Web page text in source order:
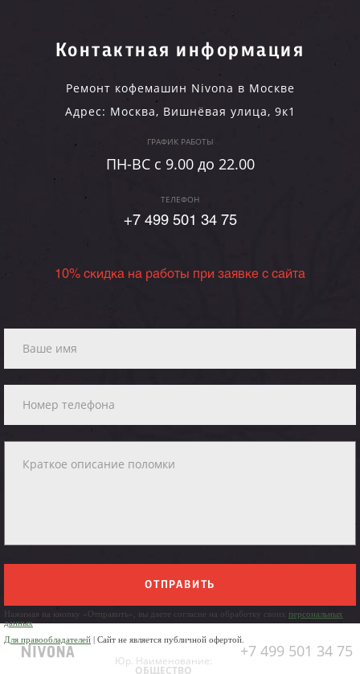
Контактная информация
Ремонт кофемашин Nivona в Москве
Адрес: Москва, Вишнёвая улица, 9к1
ГРАФИК РАБОТЫ
ПН-ВC c 9.00 до 22.00
ТЕЛЕФОН
+7 499 501 34 75
10% скидка на работы при заявке с сайта
ОТПРАВИТЬ
Нажимая на кнопку «Отправить», вы даете согласие на обработку своих персональных
данных
Для правообладателей | Сайт не является публичной офертой.
+7 499 501 34 75
Юр. Наименование:
ОБЩЕСТВО